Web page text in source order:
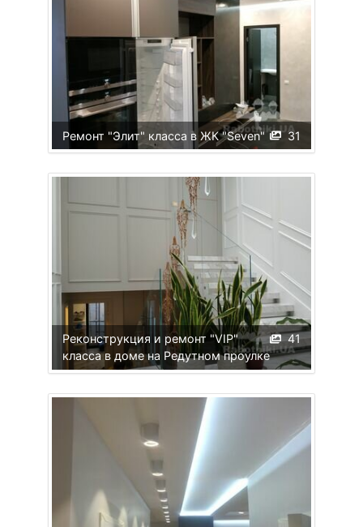
31
Ремонт "Элит" класса в ЖК "Seven"
41
Реконструкция и ремонт "VIP"
класса в доме на Редутном проулке